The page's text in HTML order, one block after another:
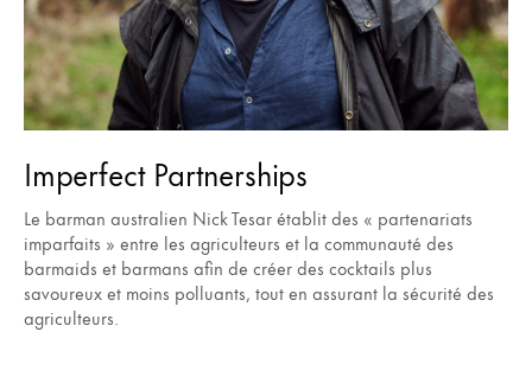
Imperfect Partnerships
Le barman australien Nick Tesar établit des « partenariats
imparfaits » entre les agriculteurs et la communauté des
barmaids et barmans afin de créer des cocktails plus
savoureux et moins polluants, tout en assurant la sécurité des
agriculteurs.